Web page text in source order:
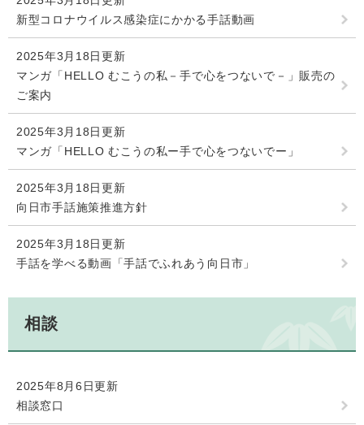
新型コロナウイルス感染症にかかる手話動画
2025年3月18日更新
マンガ「HELLO むこうの私－手で心をつないで－」販売の
ご案内
2025年3月18日更新
マンガ「HELLO むこうの私ー手で心をつないでー」
2025年3月18日更新
向日市手話施策推進方針
2025年3月18日更新
手話を学べる動画「手話でふれあう向日市」
相談
2025年8月6日更新
相談窓口